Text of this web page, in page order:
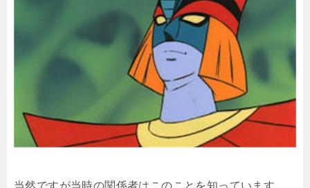
当然ですが当時の関係者はこのことを知っています。